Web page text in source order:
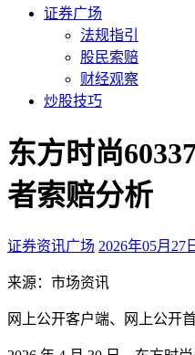
证券广场
法规指引
股民索赔
财经观察
炒股技巧
东方时尚
者索赔分析
证券资讯广场 2026年05月27
来源：市场资讯
网上公开客户端、 网上公开